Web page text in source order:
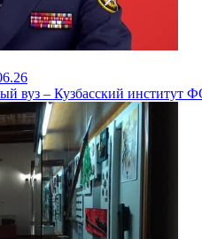
вуз – Кузбасский институт